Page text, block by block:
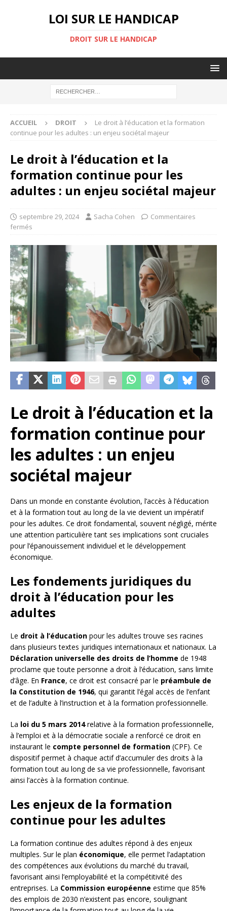
LOI SUR LE HANDICAP
DROIT SUR LE HANDICAP
ACCUEIL DROIT
Le droit à l’éducation et la formation
continue pour les adultes : un enjeu sociétal majeur
Le droit à l’éducation et la
formation continue pour les
adultes : un enjeu sociétal majeur
septembre 29, 2024 Sacha Cohen
Commentaires
fermés
Le droit à l’éducation et la
formation continue pour
les adultes : un enjeu
sociétal majeur
Dans un monde en constante évolution, l’accès à l’éducation
et à la formation tout au long de la vie devient un impératif
pour les adultes. Ce droit fondamental, souvent négligé, mérite
une attention particulière tant ses implications sont cruciales
pour l’épanouissement individuel et le développement
économique.
Les fondements juridiques du
droit à l’éducation pour les
adultes
Le droit à l’éducation pour les adultes trouve ses racines
dans plusieurs textes juridiques internationaux et nationaux. La
Déclaration universelle des droits de l’homme de 1948
proclame que toute personne a droit à l’éducation, sans limite
d’âge. En France, ce droit est consacré par le préambule de
la Constitution de 1946, qui garantit l’égal accès de l’enfant
et de l’adulte à l’instruction et à la formation professionnelle.
La loi du 5 mars 2014relative à la formation professionnelle,
à l’emploi et à la démocratie sociale a renforcé ce droit en
instaurant le compte personnel de formation (CPF). Ce
dispositif permet à chaque actif d’accumuler des droits à la
formation tout au long de sa vie professionnelle, favorisant
ainsi l’accès à la formation continue.
Les enjeux de la formation
continue pour les adultes
La formation continue des adultes répond à des enjeux
multiples. Sur le plan économique, elle permet l’adaptation
des compétences aux évolutions du marché du travail,
favorisant ainsi l’employabilité et la compétitivité des
entreprises. La Commission européenne estime que 85%
des emplois de 2030 n’existent pas encore, soulignant